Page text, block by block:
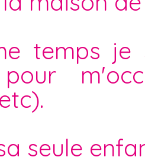
temps
seule